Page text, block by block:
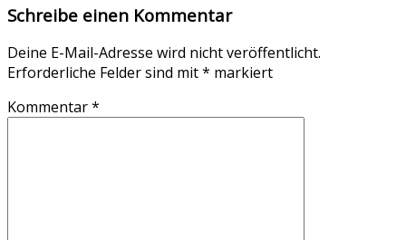
Schreibe einen Kommentar
Deine E-Mail-Adresse wird nicht veröffentlicht.
Erforderliche Felder sind mit* markiert
Kommentar*